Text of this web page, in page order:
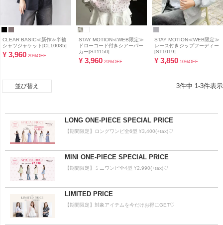
CLEAR BASIC≪新作≫半袖
シャツジャケット[CL10085]
¥ 3,960 20%OFF
STAY MOTION≪WEB限定≫
ドローコード付きシアーパー
カー[ST1150]
¥ 3,960 20%OFF
STAY MOTION≪WEB限定≫
レース付きジップフーディー
[ST1019]
¥ 3,850 10%OFF
並び替え 3件中 1-3件表示
LONG ONE-PIECE SPECIAL PRICE
【期間限定】ロングワンピ全6型 ¥3,400(+tax)♡
MINI ONE-PIECE SPECIAL PRICE
【期間限定】ミニワンピ全4型 ¥2,990(+tax)♡
LIMITED PRICE
【期間限定】対象アイテムを今だけお得にGET♡